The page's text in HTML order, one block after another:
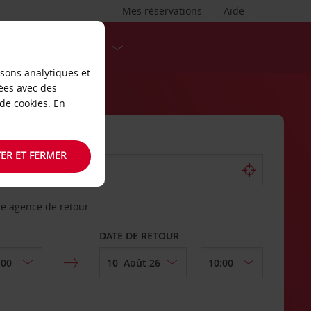
Aide
Mes réservations
agence de retour
DATE DE RETOUR
analytiques et
avec des
cookies. En
ET FERMER